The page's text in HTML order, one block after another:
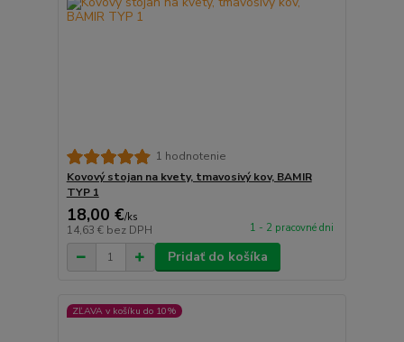
1 hodnotenie
Kovový stojan na kvety, tmavosivý kov, BAMIR
TYP 1
18,00 €/ks
14,63 € bez DPH 1 - 2 pracovné dni
Pridať do košíka
ZĽAVA v košíku do 10%